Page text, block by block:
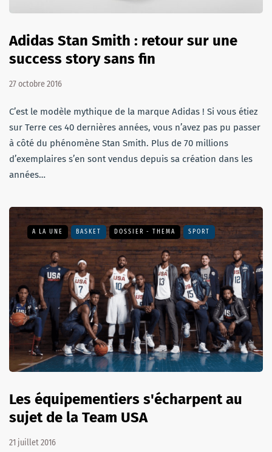
Adidas Stan Smith : retour sur une
success story sans fin
27 octobre 2016
C’est le modèle mythique de la marque Adidas ! Si vous étiez
sur Terre ces 40 dernières années, vous n’avez pas pu passer
à côté du phénomène Stan Smith. Plus de 70 millions
d’exemplaires s’en sont vendus depuis sa création dans les
années…
A LA UNE BASKET DOSSIER - THEMA SPORT
Les équipementiers s'écharpent au
sujet de la Team USA
21 juillet 2016